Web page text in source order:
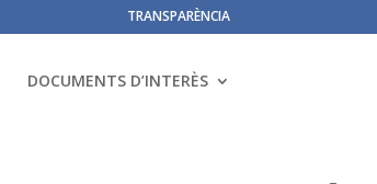
TRANSPARÈNCIA
DOCUMENTS D’INTERÈS